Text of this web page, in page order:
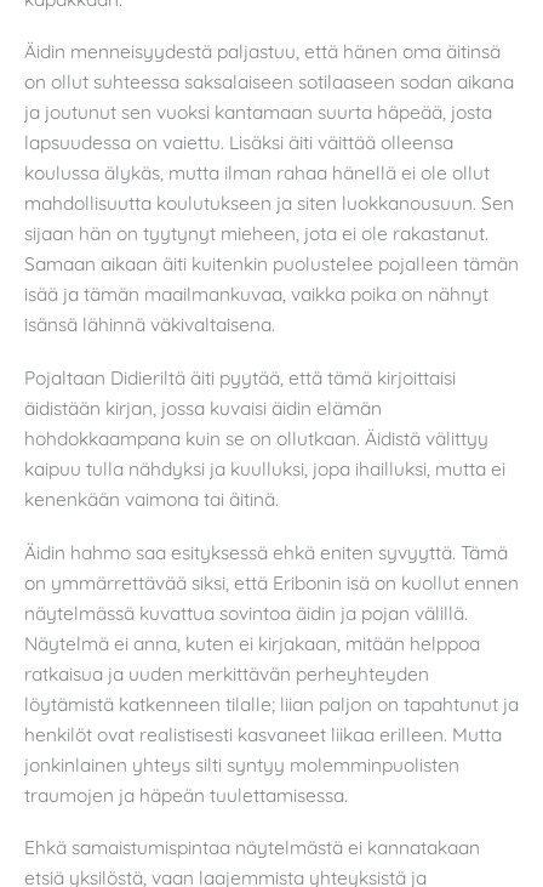
Äidin menneisyydestä paljastuu, että hänen oma äitinsä
on ollut suhteessa saksalaiseen sotilaaseen sodan aikana
ja joutunut sen vuoksi kantamaan suurta häpeää, josta
lapsuudessa on vaiettu. Lisäksi äiti väittää olleensa
koulussa älykäs, mutta ilman rahaa hänellä ei ole ollut
mahdollisuutta koulutukseen ja siten luokkanousuun. Sen
sijaan hän on tyytynyt mieheen, jota ei ole rakastanut.
Samaan aikaan äiti kuitenkin puolustelee pojalleen tämän
isää ja tämän maailmankuvaa, vaikka poika on nähnyt
isänsä lähinnä väkivaltaisena.
Pojaltaan Didieriltä äiti pyytää, että tämä kirjoittaisi
äidistään kirjan, jossa kuvaisi äidin elämän
hohdokkaampana kuin se on ollutkaan. Äidistä välittyy
kaipuu tulla nähdyksi ja kuulluksi, jopa ihailluksi, mutta ei
kenenkään vaimona tai äitinä.
Äidin hahmo saa esityksessä ehkä eniten syvyyttä. Tämä
on ymmärrettävää siksi, että Eribonin isä on kuollut ennen
näytelmässä kuvattua sovintoa äidin ja pojan välillä.
Näytelmä ei anna, kuten ei kirjakaan, mitään helppoa
ratkaisua ja uuden merkittävän perheyhteyden
löytämistä katkenneen tilalle; liian paljon on tapahtunut ja
henkilöt ovat realistisesti kasvaneet liikaa erilleen. Mutta
jonkinlainen yhteys silti syntyy molemminpuolisten
traumojen ja häpeän tuulettamisessa.
Ehkä samaistumispintaa näytelmästä ei kannatakaan
etsiä yksilöstä, vaan laajemmista yhteyksistä ja